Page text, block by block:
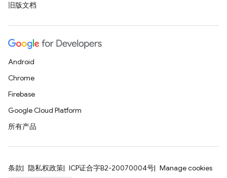
旧版文档
Android
Chrome
Firebase
Google Cloud Platform
所有产品
条款 隐私权政策 ICP证合字B2-20070004号 Manage cookies